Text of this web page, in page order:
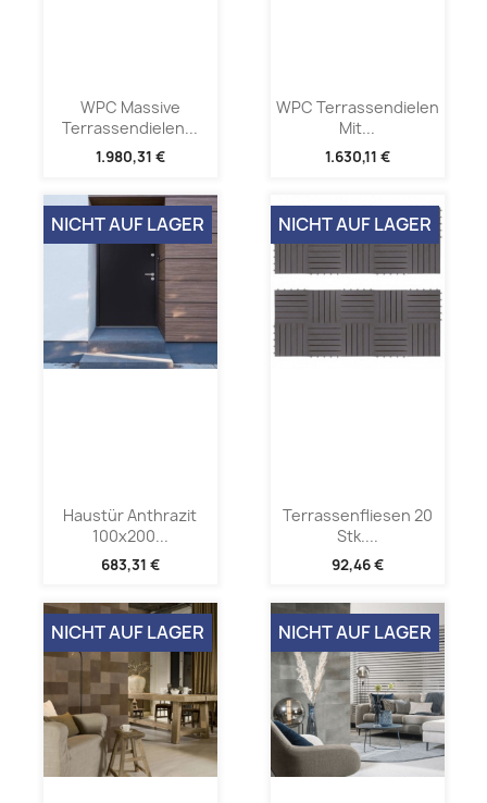
WPC Massive
Terrassendielen...
1.980,31 €
WPC Terrassendielen
Mit...
1.630,11 €
Haustür Anthrazit
100x200...
683,31 €
NICHT AUF LAGER
Terrassenfliesen 20
Stk....
92,46 €
NICHT AUF LAGER
NICHT AUF LAGER NICHT AUF LAGER